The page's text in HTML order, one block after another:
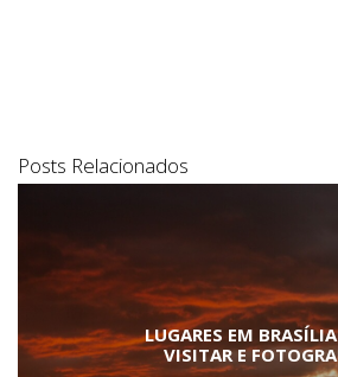
Posts Relacionados
LUGARES EM
VISITAR E